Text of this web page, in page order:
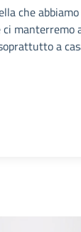
che
ci
a